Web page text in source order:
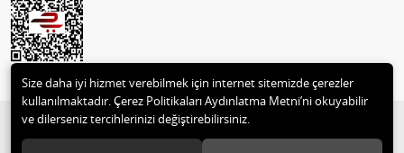
© 2018 2 M MUTLULAR TEKSTİL ve MOTORSİKLET PAZ.TİC. 05332496129
Tüm hakları saklıdır.
Size daha iyi hizmet verebilmek için internet sitemizde çerezler
kullanılmaktadır. Çerez Politikaları Aydınlatma Metni’ni okuyabilir
ve dilerseniz tercihlerinizi değiştirebilirsiniz.